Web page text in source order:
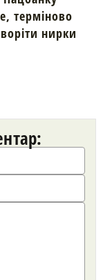
терміново
нирки